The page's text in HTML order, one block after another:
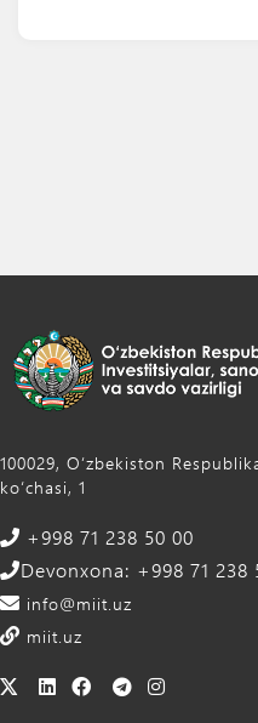
100029, Oʻzbekiston
ko‘chasi, 1
+998 71 238 50 00
Devonxona: +998 71 238
info@miit.uz
miit.uz